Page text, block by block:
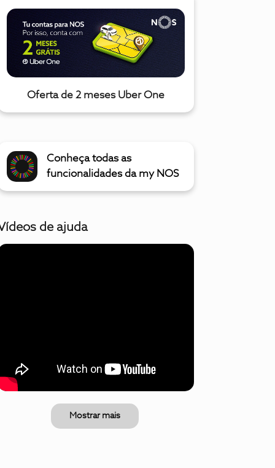
Oferta de 2 meses Uber One
Conheça todas as
funcionalidades da my NOS
de ajuda
Mostrar mais